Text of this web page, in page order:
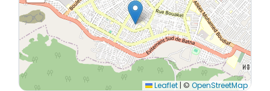
Leaflet | © OpenStreetMap